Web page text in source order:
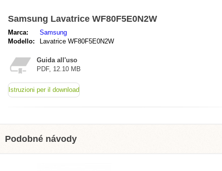
Samsung Lavatrice WF80F5E0N2W
Marca:
Samsung
Modello:
Lavatrice WF80F5E0N2W
Guida all'uso
PDF, 12.10 MB
Istruzioni per il download
Podobné návody